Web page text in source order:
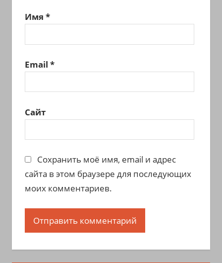
Имя *
Email *
Сайт
Сохранить моё имя, email и адрес
сайта в этом браузере для последующих
моих комментариев.